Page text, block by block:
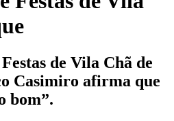
de Vila Chã de
Casimiro afirma que
bom”.